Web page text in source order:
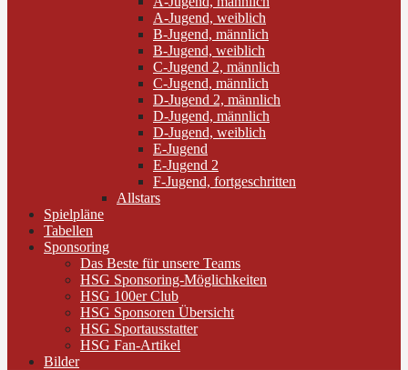
A-Jugend, weiblich
B-Jugend, männlich
B-Jugend, weiblich
C-Jugend 2, männlich
C-Jugend, männlich
D-Jugend 2, männlich
D-Jugend, männlich
D-Jugend, weiblich
E-Jugend
E-Jugend 2
F-Jugend, fortgeschritten
Allstars
Spielpläne
Tabellen
Sponsoring
Das Beste für unsere Teams
HSG Sponsoring-Möglichkeiten
HSG 100er Club
HSG Sponsoren Übersicht
HSG Sportausstatter
HSG Fan-Artikel
Bilder